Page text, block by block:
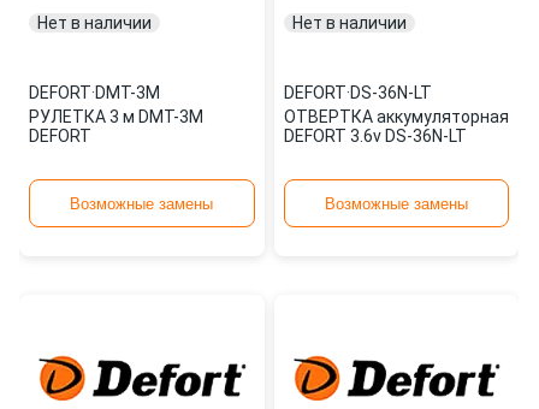
Нет в наличии
DEFORT·DMT-3M
РУЛЕТКА 3 м DMT-3M
DEFORT
Возможные замены
Нет в наличии
DEFORT·DS-36N-LT
ОТВЕРТКА аккумуляторная
DEFORT 3.6v DS-36N-LT
Возможные замены